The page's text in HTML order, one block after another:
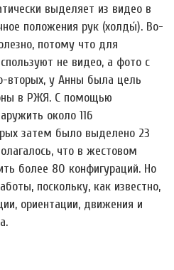
выделяет из видео в
положения рук (холды́). Во-
потому что для
не видео, а фото с
вторых, у Анны была цель
в РЖЯ. С помощью
около 116
затем было выделено 23
что в жестовом
более 80 конфигураций. Но
поскольку, как известно,
ориентации, движения и